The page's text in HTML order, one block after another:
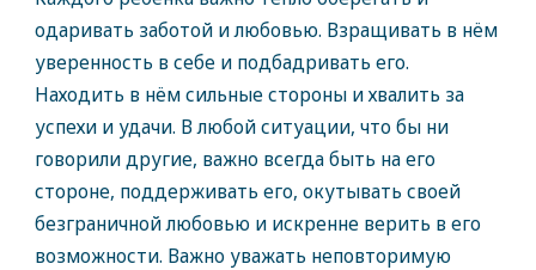
одаривать заботой и любовью. Взращивать в нём
уверенность в себе и подбадривать его.
Находить в нём сильные стороны и хвалить за
успехи и удачи. В любой ситуации, что бы ни
говорили другие, важно всегда быть на его
стороне, поддерживать его, окутывать своей
безграничной любовью и искренне верить в его
возможности. Важно уважать неповторимую